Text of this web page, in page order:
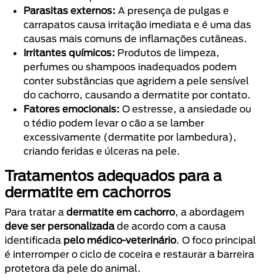
Parasitas externos: A presença de pulgas e
carrapatos causa irritação imediata e é uma das
causas mais comuns de inflamações cutâneas.
Irritantes químicos: Produtos de limpeza,
perfumes ou shampoos inadequados podem
conter substâncias que agridem a pele sensível
do cachorro, causando a dermatite por contato.
Fatores emocionais: O estresse, a ansiedade ou
o tédio podem levar o cão a se lamber
excessivamente (dermatite por lambedura),
criando feridas e úlceras na pele.
Tratamentos adequados para a
dermatite em cachorros
Para tratar a dermatite em cachorro, a abordagem
deve ser personalizada de acordo com a causa
identificada pelo médico-veterinário. O foco principal
é interromper o ciclo de coceira e restaurar a barreira
protetora da pele do animal.